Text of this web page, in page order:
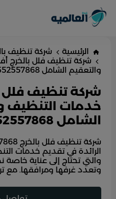
الرئيسية
شركة تنظيف
شركة تنظيف فلل بالخرج
والتعقيم الشامل 0552557868
شركة تنظيف فلل
خدمات التنظيف
الشامل 0552557868
الرائدة في تقديم خدمات
والتي تحتاج إلى عناية خاصة
وتعدد غرفها ومرافقها. مع